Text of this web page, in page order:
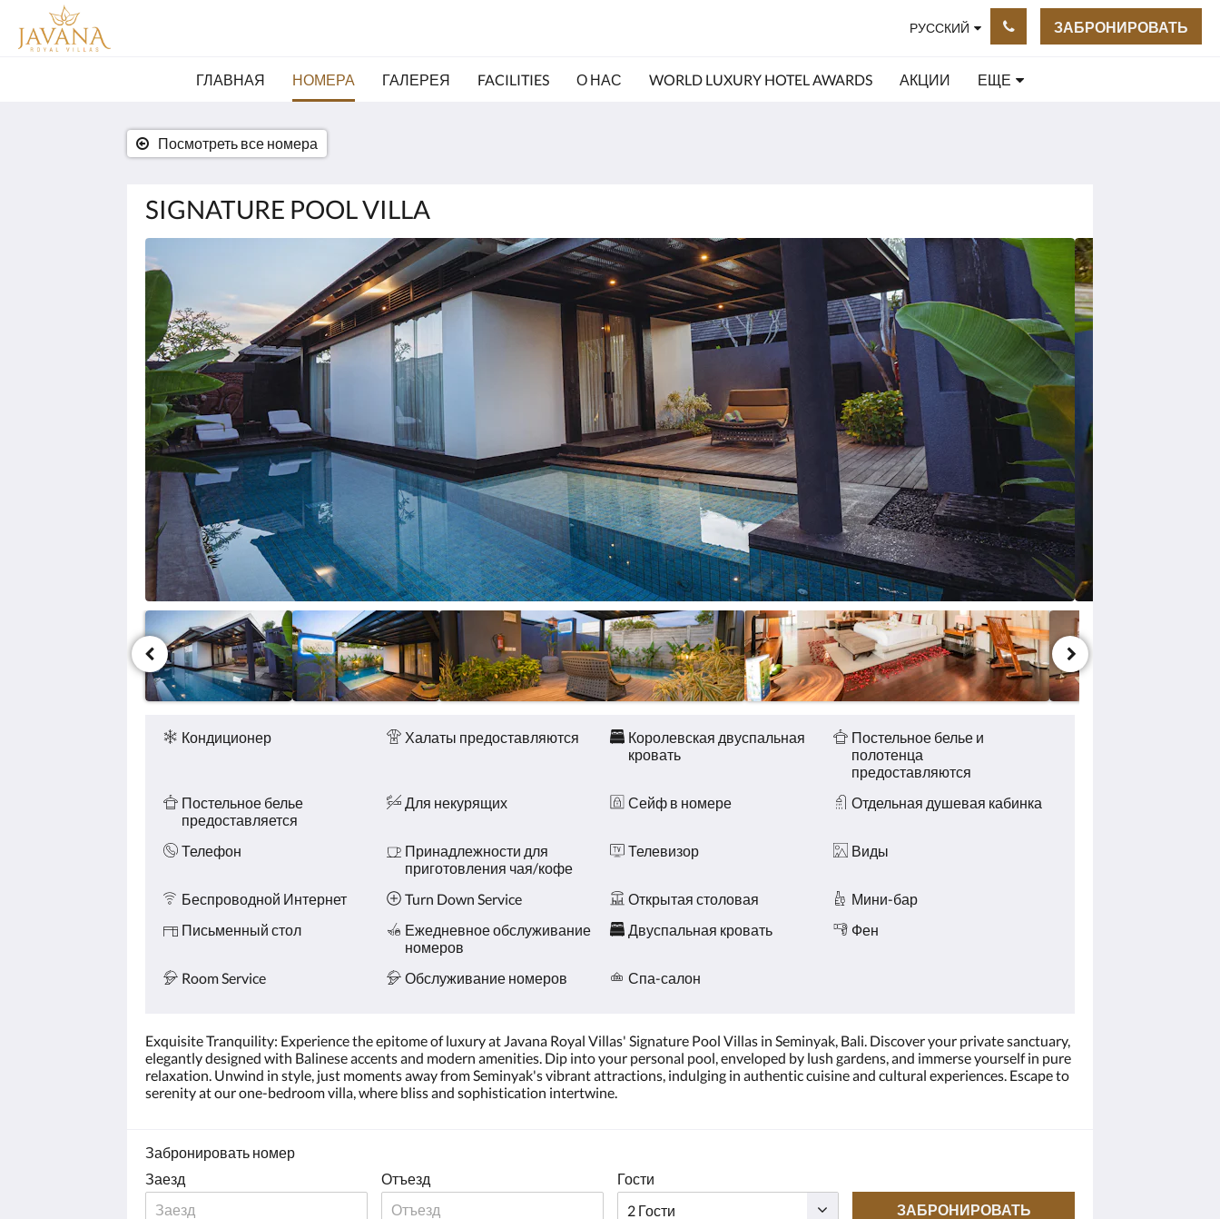
РУССКИЙ ЗАБРОНИРОВАТЬ
ГЛАВНАЯ НОМЕРА ГАЛЕРЕЯ FACILITIES О НАС WORLD LUXURY HOTEL AWARDS АКЦИИ ЕЩЕ
SIGNATURE POOL VILLA
Посмотреть все номера
Ниже
приведены
изображения.
Пролистывайте
нажимая
на
кнопки
Далее
и
Назад.
и услуги
Кондиционер Халаты предоставляются
Королевская двуспальная
кровать
Постельное белье и
полотенца
предоставляются
Постельное белье
предоставляется
Для некурящих Сейф в номере Отдельная душевая кабинка
Телефон
Принадлежности для
приготовления чая/кофе
Телевизор Виды
Беспроводной Интернет Turn Down Service Открытая столовая
Мини-бар
Письменный стол
Ежедневное обслуживание
номеров
Двуспальная кровать Фен
Room Service Обслуживание номеров Спа-салон
Exquisite Tranquility: Experience the epitome of luxury at Javana Royal Villas' Signature Pool Villas in Seminyak, Bali. Discover your private sanctuary,
elegantly designed with Balinese accents and modern amenities. Dip into your personal pool, enveloped by lush gardens, and immerse yourself in pure
relaxation. Unwind in style, just moments away from Seminyak's vibrant attractions, indulging in authentic cuisine and cultural experiences. Escape to
serenity at our one-bedroom villa, where bliss and sophistication intertwine.
Забронировать номер
Заезд
Отъезд
Гости
ЗАБРОНИРОВАТЬ